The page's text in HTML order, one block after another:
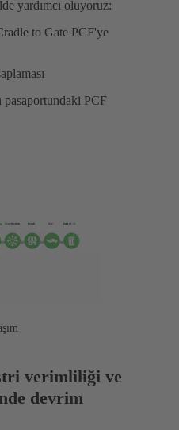
yardımcı oluyoruz:
to Gate PCF'ye
PCF
verimliliği ve
devrim